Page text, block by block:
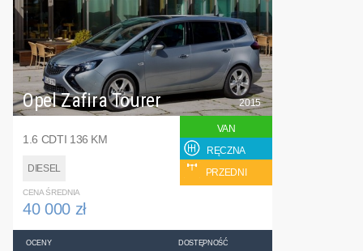
Opel Zafira Tourer
1.6 CDTI 136 KM
DIESEL
2015
VAN
RĘCZNA
PRZEDNI
CENA ŚREDNIA
40 000 zł
OCENY DOSTĘPNOŚĆ